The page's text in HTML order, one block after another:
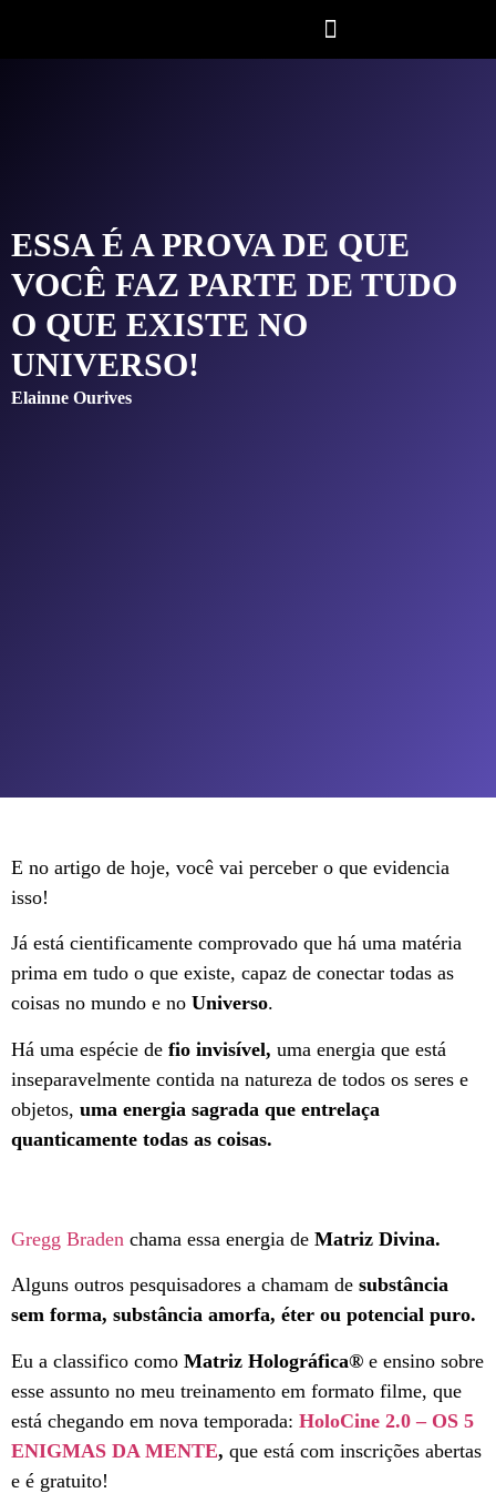
ESSA É A PROVA DE QUE
VOCÊ FAZ PARTE DE TUDO
O QUE EXISTE NO
UNIVERSO!
Elainne Ourives
E no artigo de hoje, você vai perceber o que evidencia
isso!
Já está cientificamente comprovado que há uma matéria
prima em tudo o que existe, capaz de conectar todas as
coisas no mundo e no Universo.
Há uma espécie de fio invisível, uma energia que está
inseparavelmente contida na natureza de todos os seres e
objetos, uma energia sagrada que entrelaça
quanticamente todas as coisas.
Gregg Braden chama essa energia de Matriz Divina.
Alguns outros pesquisadores a chamam de substância
sem forma, substância amorfa, éter ou potencial puro.
Eu a classifico como Matriz Holográfica® e ensino sobre
esse assunto no meu treinamento em formato filme, que
está chegando em nova temporada: HoloCine 2.0 – OS 5
ENIGMAS DA MENTE, que está com inscrições abertas
e é gratuito!